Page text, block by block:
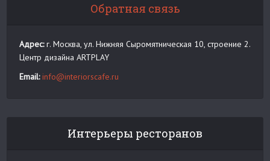
Обратная связь
Адрес:г. Москва, ул. Нижняя Сыромятническая 10, строение 2.
Центр дизайна ARTPLAY
Email: info@interiorscafe.ru
Интерьеры ресторанов